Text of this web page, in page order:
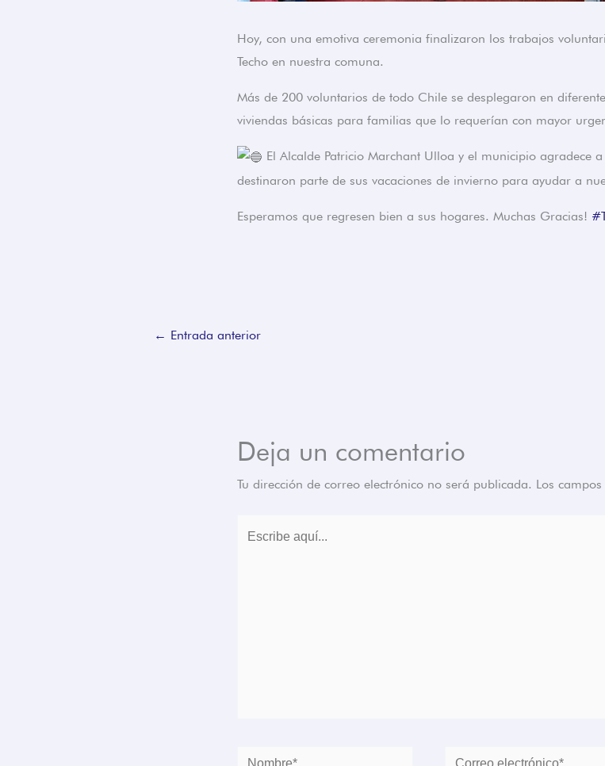
Hoy, con una emotiva ceremonia finalizaron los trabajos
Techo en nuestra comuna.
Más de 200 voluntarios de todo Chile se desplegaron en
viviendas básicas para familias que lo requerían con mayor
El Alcalde Patricio Marchant Ulloa y el municipio agradece
destinaron parte de sus vacaciones de invierno para ayudar a
Esperamos que regresen bien a sus hogares. Muchas Gracias!
← Entrada anterior
Deja un comentario
Tu dirección de correo electrónico no será publicada. Los
Nombre*
Correo